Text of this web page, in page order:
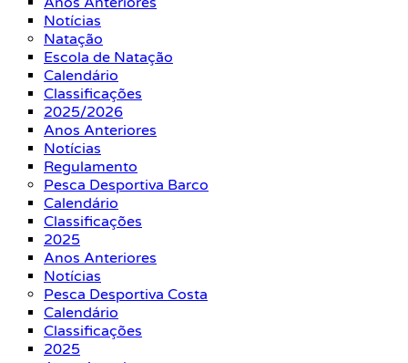
Notícias
Natação
Escola de Natação
Calendário
Classificações
2025/2026
Anos Anteriores
Notícias
Regulamento
Pesca Desportiva Barco
Calendário
Classificações
2025
Anos Anteriores
Notícias
Pesca Desportiva Costa
Calendário
Classificações
2025